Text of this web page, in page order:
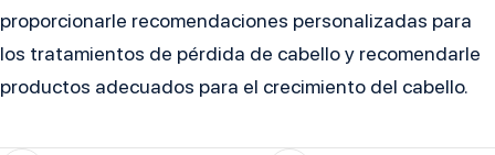
proporcionarle recomendaciones personalizadas para
los tratamientos de pérdida de cabello y recomendarle
productos adecuados para el crecimiento del cabello.